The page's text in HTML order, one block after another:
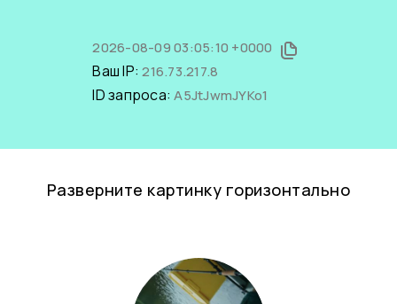
2026-08-09 03:05:10 +0000
Ваш IP:216.73.217.8
ID запроса:A5JtJwmJYKo1
Разверните картинку горизонтально